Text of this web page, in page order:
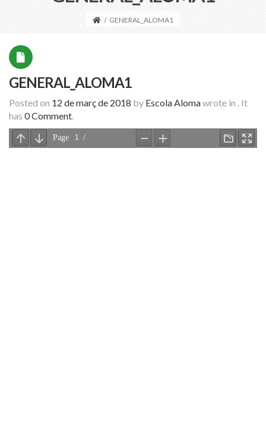
/ GENERAL_ALOMA1
GENERAL_ALOMA1
Posted on 12 de març de 2018 by Escola Alomawrote in . It
has 0 Comment.